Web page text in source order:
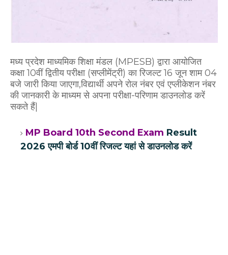
मध्य प्रदेश माध्यमिक शिक्षा मंडल (MPESB) द्वारा आयोजित
कक्षा 10वीं द्वितीय परीक्षा (सप्लीमेंट्री) का रिजल्ट 16 जून शाम 04
बजे जारी किया जाएगा,विद्यार्थी अपने रोल नंबर एवं एप्लीकेशन नंबर
की जानकारी के माध्यम से अपना परीक्षा-परिणाम डाउनलोड करें
सकते हैं|
MP Board 10th Second Exam Result
2026 एमपी बोर्ड 10वीं रिजल्ट यहां से डाउनलोड करें